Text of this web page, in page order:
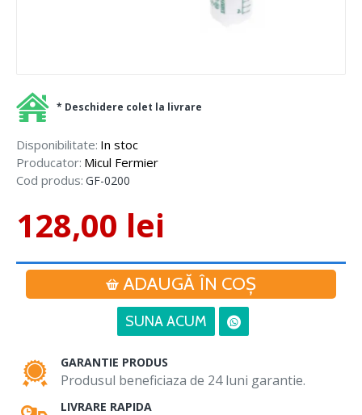
Disponibilitate: In stoc
Producator: Micul Fermier
Cod produs: GF-0200
128,00 lei
ADAUGĂ ÎN COŞ
SUNA ACUM
* Deschidere colet la livrare
GARANTIE PRODUS
Produsul beneficiaza de 24 luni garantie.
LIVRARE RAPIDA